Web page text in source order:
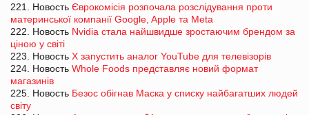
221. Новость Єврокомісія розпочала розслідування проти
материнської компанії Google, Apple та Meta
222. Новость Nvidia стала найшвидше зростаючим брендом за
ціною у світі
223. Новость X запустить аналог YouTube для телевізорів
224. Новость Whole Foods представляє новий формат
магазинів
225. Новость Безос обігнав Маска у списку найбагатших людей
світу